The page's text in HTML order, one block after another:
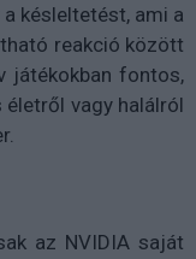
késleltetést, ami a
reakció között
játékokban fontos,
életről vagy halálról
az NVIDIA saját